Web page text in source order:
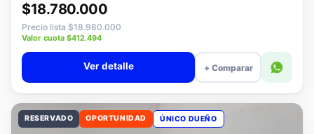
Desde · con financiamiento
$18.780.000
Precio lista $18.980.000
Valor cuota $412.494
+ Comparar
RESERVADO OPORTUNIDAD